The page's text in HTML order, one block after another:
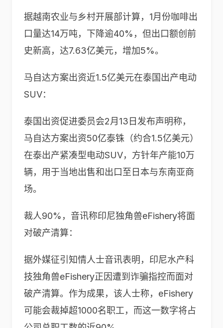
据越南农业与乡村开展部计算，1月份咖啡出
口量达14万吨，下降逾40%，但出口额创前
史新高，达7.63亿美元，增加5%。
马自达方案出资近1.5亿美元在泰国出产电动
SUV：
泰国出资促进委员会2月13日发布声明称，
马自达方案出资50亿泰铢（约合1.5亿美元）
在泰出产紧凑型电动SUV，方针年产能10万
辆，用于当地出售和出口至日本与东南亚商
场。
裁人90%，音讯称印尼独角兽eFishery将面
对破产清算：
据外媒征引知情人士音讯表明，印尼水产科
技独角兽eFishery正因遭到诈骗指控而面对
破产清算。作为成果，该人士称，eFishery
可能会裁掉超1000名职工，而这一数字将占